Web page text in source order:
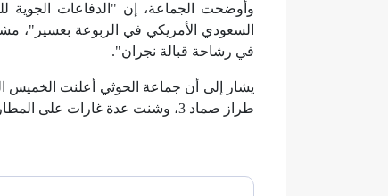
وأوضحت الجماعة، إن "الدفاعات الجوية
السعودي الأمريكي في الربوعة بعسير"،
في رشاحة قبالة نجران".
يشار إلى أن جماعة الحوثي أعلنت الخميس
طراز صماد 3، وشنت عدة غارات على المطار.